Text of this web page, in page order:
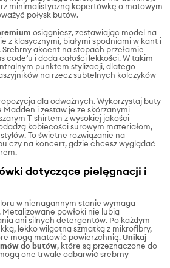
minimalistyczną kopertówkę o matowym
połysk butów.
osiągniesz, zestawiając model na
z klasycznymi, białymi spodniami w kant i
Srebrny akcent na stopach przełamie
code’u i doda całości lekkości. W takim
punktem stylizacji, dlatego
na rzecz subtelnych kolczyków
dla odważnych. Wykorzystaj buty
Madden i zestaw je ze skórzanymi
T-shirtem z wysokiej jakości
kobiecości surowym materiałom,
To świetne rozwiązanie na
czy na koncert, gdzie chcesz wyglądać
dotyczące pielęgnacji i
w nienagannym stanie wymaga
powłoki nie lubią
ani silnych detergentów. Po każdym
lekko wilgotną szmatką z mikrofibry,
mogą matowić powierzchnię. Unikaj
do butów, które są przeznaczone do
one trwale odbarwić srebrny